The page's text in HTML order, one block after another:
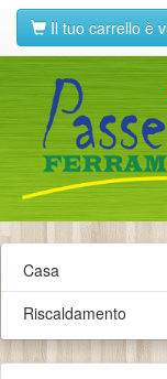
Il tuo carrello è
Casa
Riscaldamento